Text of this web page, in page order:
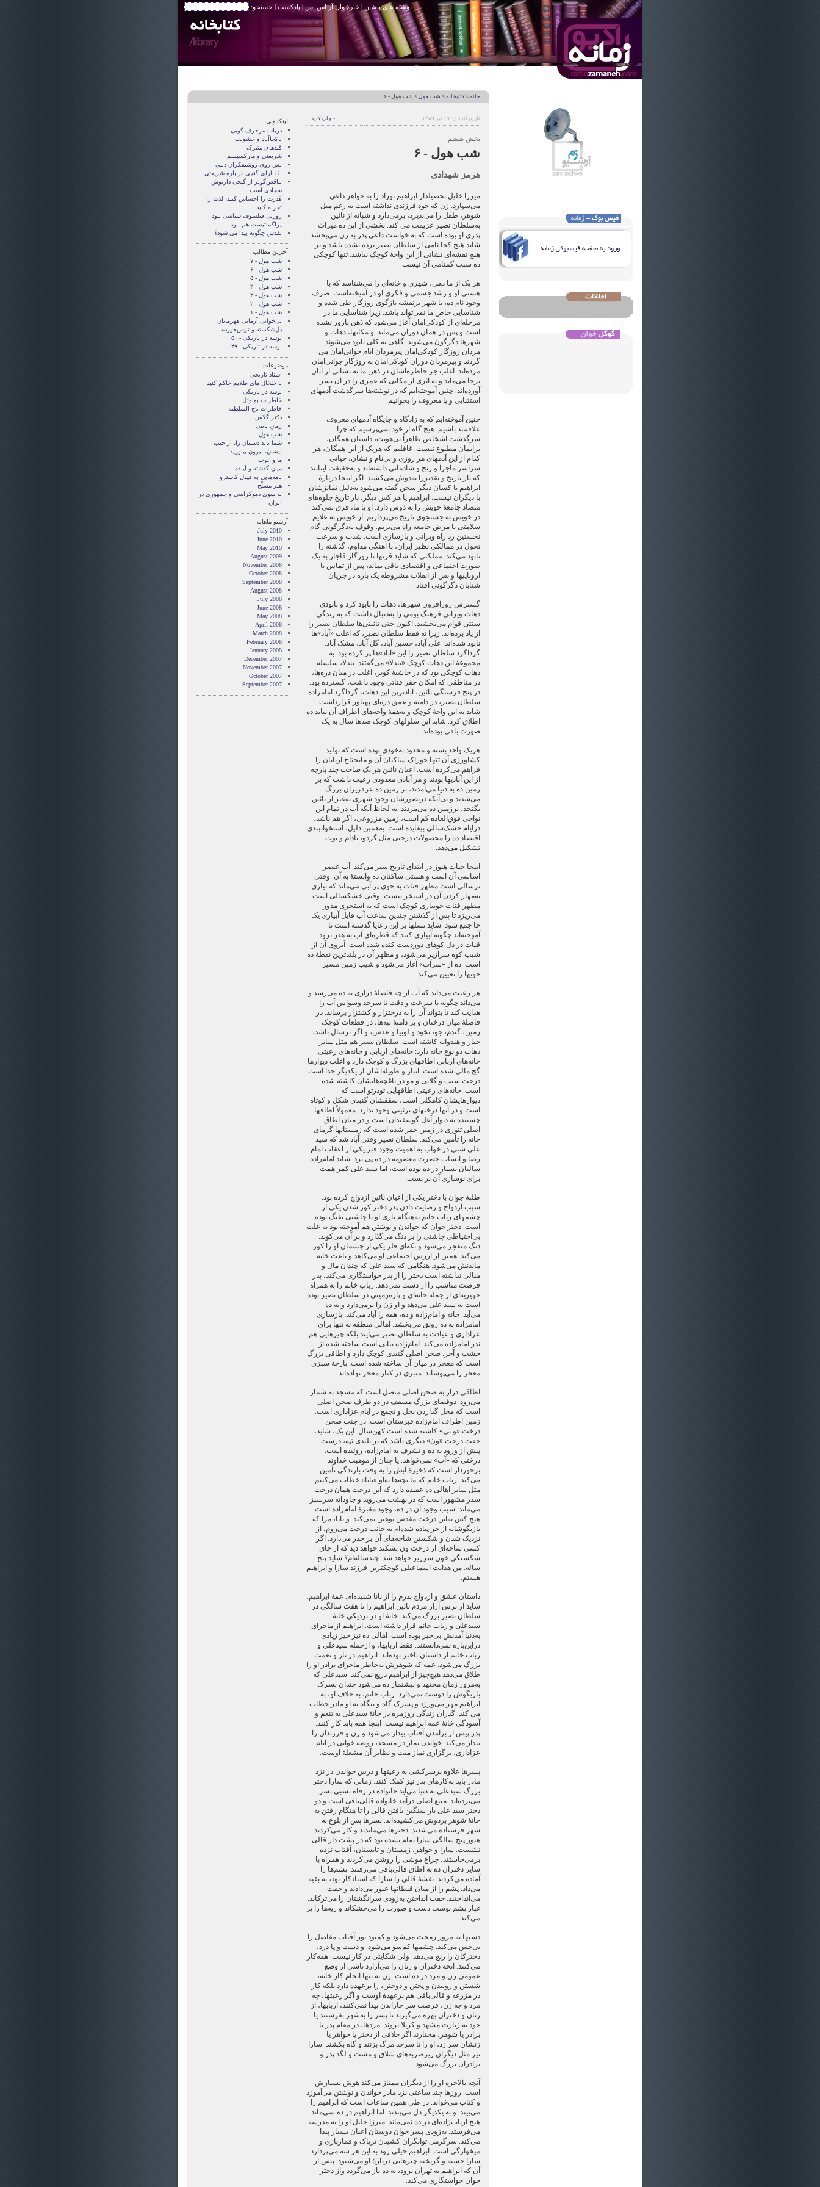
نوشته های پیشین | خبرخوان آر اس اس|پادکست | جستجو:
خانه >کتابخانه > شب هول > شب هول - ۶
تاریخ انتشار: ۱۹ تیر ۱۳۸۹ • چاپ کنید
بخش ششم
شب هول - ۶
هرمز شهدادی
میرزا خلیل تحصیلدار ابراهیم نوزاد را به خواهر داعی
می‌سپارد. زن که خود فرزندی نداشته است به ‌رغم میل
شوهر، طفل را می‌پذیرد، برمی‌دارد و شبانه از نائین
به‌سلطان نصیر عزیمت می کند. بخشی از این ده میراث
پدری او بوده است که به خواست داعی پدر به ‌زن می‌بخشد.
شاید هیچ کجا نامی از سلطان نصیر برده نشده باشد و بر
هیچ نقشه‌ای نشانی از این واحۀ کوچک نباشد. تنها کوچکی
ده سبب گمنامی آن نیست.
هر یک از ما دهی، شهری و خانه‌ای را می‌شناسد که با
هستی او و رشد جسمی و فکری او در آمیخته‌است. صرف
وجود نام ده، یا شهر برنقشه بازگوی روزگار طی شده و
شناسایی خاص ما نمی‌تواند باشد. زیرا شناسایی ما در
مرحله‌ای از کودکی‌امان آغاز می‌شود که ذهن بارور نشده
است و پس در همان دوران می‌ماند. و مکانها، دهات و
شهرها دگرگون می‌شوند. گاهی به کلی نابود می‌شوند.
مردان روزگار کودکی‌امان پیرمردان ایام جوانی‌امان می
گردند و پیرمردان دوران کودکی‌امان به روزگار جوانی‌امان
مرده‌اند. اغلب جز خاطره‌اشان در ذهن ما نه نشانی از آنان
برجا می‌ماند و نه اثری از مکانی که عمری را در آن بسر
آورده‌اند. چنین آموخته‌ایم که در نوشته‌ها سرگذشت آدمهای
استثنایی و یا معروف را بخوانیم.
چنین آموخته‌ایم که به‌ زادگاه و جایگاه آدمهای معروف
علاقمند باشیم. هیچ گاه از خود نمی‌پرسیم که چرا
سرگذشت اشخاص ظاهراً بی‌هویت، داستان همگان،
برایمان مطبوع نیست. غافلیم که هریک از این همگان، هر
کدام از این آدمهای هر روزی و بی‌نام و نشان، حیاتی
سراسر ماجرا و رنج و شادمانی داشته‌اند و به‌حقیقت اینانند
که بار تاریخ و تقدیررا به‌دوش می‌کشند. اگر اینجا دربارۀ
ابراهیم یا کسان دیگر سخن گفته می‌شود به‌دلیل تمایزشان
با دیگران نیست. ابراهیم یا هر کس دیگر، بار تاریخ جلوه‌های
متضاد جامعۀ خویش را به‌ دوش دارد. او یا ما، فرق نمی‌‌کند.
در خویش به ‌جستجوی تاریخ می‌پردازیم. از خویش به ‌علایم
سلامتی یا مرض جامعه‌ راه می‌بریم. وقوف به‌دگرگونی گام
نخستین رد راه ویرانی و بازسازی است. شدت و سرعت
تحول در ممالکی نظیر ایران، با آهنگی مداوم، گذشته را
نابود می‌کند. مملکتی که شاید قرنها تا روزگار قاجار به ‌یک
صورت اجتماعی و اقتصادی باقی‌ بماند، پس از تماس با
اروپاییها و پس از انقلاب مشروطه یک باره در جریان
شتابان دگرگونی افتاد.
گسترش روزافزون شهرها، دهات را نابود کرد و نابودی
دهات ویرانی فرهنگ بومی را به‌دنبال داشت که به ‌زندگی
سنتی قوام می‌بخشید. اکنون حتی نائینی‌ها سلطان نصیر را
از یاد برده‌اند. زیرا نه فقط سلطان نصیر، که اغلب «آباد»ها
نابود شده‌اند: علی آباد، حسین آباد، گل آباد، مشک آباد.
گرداگرد سلطان نصیر را این «آباد»ها پر کرده بود. به
مجموعۀ این دهات کوچک «بندلا» می‌گفتند. بندلا، سلسله
دهات کوچکی بود که در حاشیۀ کویر، اغلب در میان دره‌ها،
در مناطقی که امکان حفر قناتی وجود داشت، گسترده بود.
در پنج فرسنگی نائین، آبادترین این دهات، گرداگرد امامزاده
سلطان نصیر، در دامنه و عمق دره‌ای پهناور قرارداشت.
شاید به‌ این واحۀ کوچک و به‌همۀ واحه‌های اطراف آن نباید ده
اطلاق کرد. شاید این سلولهای کوچک صدها سال به یک
صورت باقی بوده‌اند.
هریک واحد بسته و محدود به‌خودی بوده است که تولید
کشاورزی آن تنها خوراک ساکنان آن و مایحتاج اربابان را
فراهم می‌کرده است. اعیان نائین هر یک صاحب چند پارچه
از این آبادیها بودند و هر آبادی معدودی رعیت داشت که بر
زمین ده به ‌دنیا می‌آمدند، بر زمین ده عرقریزان بزرگ
می‌شدند و بی‌آنکه درتصورشان وجود شهری به‌غیر از نائین
بگنجد، برزمین ده می‌مردند. به لحاظ آنکه آب در تمام این
نواحی فوق‌العاده کم است، زمین مزروعی، اگر هم باشد،
درایام خشک‌سالی بیفایده است. به‌همین دلیل، استخوانبندی
اقتصاد ده را محصولات درختی مثل گردو، بادام و توت
تشکیل می‌دهد.
اینجا حیات هنوز در ابتدای تاریخ سیر می‌کند. آب عنصر
اساسی آن است و هستی ساکنان ده وابستۀ به آن. وقتی
ترسالی است مظهر قنات به جوی پر آبی می‌ماند که نیازی
به‌مهار کردن آن در استخر نیست. وقتی خشکسالی است
مظهر قنات جویباری کوچک است که به استخری مدور
می‌ریزد تا پس از گذشتن چندین ساعت آب قابل آبیاری یک
جا جمع شود. شاید نسلها بر این رعایا گذشته است تا
آموخته‌اند چگونه آبیاری کنند که قطره‌ای آب به ‌هدر نرود.
قنات در دل کوهای دوردست کنده شده است. آبروی آن از
شیب کوه سرازیر می‌شود، و مظهر آن در بلندترین نقطۀ ده
است. ده از «سرآب» آغاز می‌شود و شیب زمین مسیر
جویها را تعیین می‌کند.
هر رعیت می‌داند که آب از چه فاصلۀ درازی به‌ ده می‌رسد و
می‌داند چگونه با سرعت و دقت تا سرحد وسواس آب را
هدایت کند تا بتواند آن را به درختزار و کشتزار برساند. در
فاصلۀ میان درختان و بر دامنۀ تپه‌ها، در قطعات کوچک
زمین، گندم، جو، نخود و لوبیا و عدس، و اگر ترسال باشد،
خیار و هندوانه کاشته است. سلطان نصیر هم مثل سایر
دهات دو نوع خانه دارد: خانه‌های اربابی و خانه‌های رعیتی.
خانه‌های اربابی اطاقهای بزرگ و کوچک دارد و اغلب دیوارها
گچ مالی شده است. انبار و طویله‌اشان از یکدیگر جدا است.
درخت سیب و گلابی و مو در باغچه‌هایشان کاشته شده
است. خانه‌های رعیتی اطاقهایی تودرتو است که
دیوارهایشان کاهگلی است، سقفشان گنبدی شکل و کوتاه
است و در آنها درختهای تزئینی وجود ندارد. معمولاً اطاقها
چسبیده به ‌دیوار آغل گوسفندان است و در میان اطاق
اصلی تنوری در زمین حفر شده است که زمستانها گرمای
خانه را تأمین می‌کند. سلطان نصیر وقتی آباد شد که سید
علی شبی در خواب به اهمیت وجود قبر یکی از اعقاب امام
رضا و انساب حضرت معصومه در ده پی برد. شاید امام‌زاده
سالیان بسیار در ده بوده است، اما سید علی کمر همت
برای نوسازی آن بر بست.
طلبۀ جوان با دختر یکی از اعیان نائین ازدواج کرده بود.
سبب ازدواج و رضایت دادن پدر دختر کور شدن یکی از
چشمهای رباب خانم به‌هنگام بازی او با چاشنی تفنگ بوده
است. دختر جوان که خواندن و نوشتن هم آموخته بود به ‌علت
بی‌احتیاطی چاشنی را بر دنگ می‌گذارد و بر آن می‌کوبد.
دنگ منفجر می‌شود و تکه‌ای فلز یکی از چشمان او را کور
می‌کند. همین از ارزش اجتماعی او می‌کاهد و باعث خانه‌
ماندنش می‌شود. هنگامی که سید علی که چندان مال و
منالی نداشته است دختر را از پدر خواستگاری می‌کند، پدر
فرصت مناسب را از دست نمی‌دهد. رباب خانم را به‌ همراه
جهیزیه‌ای از جمله خانه‌ای و پاره‌زمینی در سلطان نصیر بوده
است به سید علی می‌دهد و او زن را برمی‌دارد و به ده
می‌آید. خانه و امام‌زاده و ده، همه را آباد می‌کند. بازسازی
امامزاده به‌ ده رونق می‌بخشد. اهالی منطقه نه تنها برای
عزاداری و عیادت به سلطان نصیر می‌آیند بلکه چیزهایی هم
نذر امامزاده می‌کند. امام‌زاده بنایی است ساخته شده از
خشت و آجر. صحن اصلی گنبدی کوچک دارد و اطاقی بزرگ
است که معجر در میان آن ساخته شده است. پارچۀ سبزی
معجر را می‌پوشاند. منبری در کنار معجر نهاده‌اند.
اطاقی دراز به صحن اصلی متصل است که مسجد به‌ شمار
می‌رود. دوفضای بزرگ مسقف در دو طرف صحن اصلی
است که محل گذاردن نخل و تجمع در ایام عزاداری است.
زمین اطراف امام‌زاده قبرستان است. در جنب صحن
درخت «و نی» کاشته شده است کهن‌سال. این یک، شاید،
جفت درخت «ون» دیگری باشد که بر بلندی تپه، درست
پیش از ورود به ده و تشرف به امام‌زاده، روئیده است.
درختی که «آب» نمی‌خواهد. یا چنان از موهبت خداوند
برخوردار است که ذخیرۀ آبش را به وقت بارندگی تأمین
می‌کند. رباب خانم که ما بچه‌ها به‌او «نانا» خطاب می‌کنیم
مثل سایر اهالی ده عقیده دارد که این درخت همان درخت
سدر مشهور است که در بهشت می‌روید و جاودانه سرسبز
می‌ماند. سبب وجود آن در ده، وجود مقبرۀ امام‌زاده است.
هیچ کس به‌این درخت مقدس توهین نمی‌‌کند. و نانا، مرا که
بازیگوشانه از خر پیاده شده‌ام به جانب درخت می‌روم، از
نزدیک شدن و شکستن شاخه‌های آن بر حذر می‌دارد. اگر
کسی شاخه‌ای از درخت ون بشکند خواهد دید که از جای
شکستگی خون سرریز خواهد شد. چندساله‌ام؟ شاید پنج
ساله. من هدایت اسماعیلی کوچکترین فرزند سارا و ابراهیم
هستم.
داستان عشق و ازدواج پدرم را از نانا شنیده‌ام. عمۀ ابراهیم،
شاید از ترس آزار مردم نائین ابراهیم را تا هفت سالگی در
سلطان نصیر بزرگ می‌‌کند. خانۀ او در نزدیکی خانۀ
سیدعلی و رباب خانم قرار داشته است. ابراهیم از ماجرای
به‌دنیا آمدنش بی‌خبر بوده است. اهالی ده نیز چیز زیادی
دراین‌باره نمی‌دانستند. فقط اربابها، و ازجمله سیدعلی و
رباب خانم از داستان باخبر بوده‌اند. ابراهیم در ناز و نعمت
بزرگ می‌شود. عمه که شوهرش به‌خاطر ماجرای برادر او را
طلاق می‌دهد هیچ‌چیز از ابراهیم دریغ نمی‌کند. سید‌علی که
به‌مرور زمان مجتهد و پیشنماز ده می‌شود چندان پسرک
بازیگوش را دوست نمی‌دارد. رباب خانم، به‌ خلاف او، به
ابراهیم مهر می‌ورزد و پسرک گاه و بیگاه به ‌او مادر خطاب
می کند. گذران زندگی روزمره در خانۀ سیدعلی به تنعم و
آسودگی خانۀ عمه ابراهیم نیست. اینجا همه باید کار کنند.
پدر پیش از برآمدن آفتاب بیدار می‌شود و زن و فرزندان را
بیدار می‌کند. خواندن نماز در مسجد، روضه خوانی در ایام
عزاداری، برگزاری نماز میت و نظایر آن مشغلۀ اوست.
پسرها علاوه برسرکشی به رعیتها و درس خواندن در نزد
مادر باید به‌کارهای پدر نیز کمک کنند. زمانی که سارا دختر
بزرگ سیدعلی به‌ دنیا می‌آید خانواده در رفاه نسبی بسر
می‌برده‌اند. منبع اصلی درآمد خانواده قالی‌بافی است و دو
دختر سید علی بار سنگین بافتن قالی را تا هنگام رفتن به
خانۀ شوهر بردوش می‌کشیده‌اند. پسرها پس از بلوغ به
شهر فرستاده می‌شدند. دخترها می‌ماندند و کار می‌کردند.
هنوز پنج سالگی سارا تمام نشده بود که در پشت دار قالی
نشست. سارا و خواهر، زمستان و تابستان، آفتاب نزده
برمی‌خاستند، چراغ موشی را روشن می‌کردند و همراه با
سایر دختران ده به ‌اطاق قالی‌بافی می‌رفتند. پشم‌ها را
آماده می‌کردند. نقشۀ قالی را سارا که استادکار بود، به بقیه
می‌داد. پشم را از میان قیطانها عبور می‌دادند و خفت
می‌انداختند. خفت انداختن به‌زودی سرانگشتان را می‌ترکاند.
غبار پشم پوست دست و صورت را می‌خشکاند و ریه‌ها را پر
می‌کند.
دستها به مرور زمخت می‌شود و کمبود نور آفتاب مفاصل را
بی‌حس می‌کند. چشمها کم‌سو می‌شود. و دست و پا درد،
دخترکان را رنج می‌دهد. ولی شکایتی در کار نیست. همه‌کار
می‌‌کنند. آنچه دختران و زنان را می‌آزارد ناشی از وضع
عمومی زن و مرد در ده است. زن نه تنها انجام کار خانه،
شستن و روبیدن و پختن و دوختن، را برعهده دارد بلکه کار
در مزرعه و قالی‌بافی هم برعهدۀ اوست و اگر رعیتها، چه
مرد و چه زن، فرصت سر خاراندن پیدا نمی‌‌کنند، اربابها، از
زنان و دختران بهره می‌گیرند تا پسر را به‌شهر بفرستند یا
خود به زیارت مشهد و کربلا بروند. مردها، در مقام پدر یا
برادر یا شوهر، مختارند اگر خلافی از دختر یا خواهر یا
زنشان سر زد، او را تا سرحد مرگ بزنند و گاه بکشند. سارا
نیز مثل دیگران زیرضربه‌های شلاق و مشت و لگد پدر و
برادران بزرگ می‌شود.
آنچه بالاخره او را از دیگران ممتاز می‌کند هوش بسیارش
است. روزها چند ساعتی نزد مادر خواندن و نوشتن می‌آموزد
و کتاب می‌خواند. در طی همین ساعات است که ابراهیم را
می‌بیند. و به ‌یکدیگر دل می‌بندند. اما ابراهیم در ده نمی‌ماند.
هیچ ارباب‌زاده‌ای در ده نمی‌ماند. میرزا خلیل او را به مدرسه
می‌فرستد. به‌زودی پسر جوان دوستان اعیان بسیار پیدا
می‌کند. سرگرمی توانگران کشیدن تریاک و قماربازی و
میخوارگی است. ابراهیم خیلی زود به‌ این هر سه می‌پردازد.
سارا جسته و گریخته چیزهایی دربارۀ او می‌شنود. پیش از
آن که ابراهیم به تهران برود، به ده باز می‌گردد واز دختر
جوان خواستگاری می‌کند.
لینکدونی
درباب مزخرف گویی
ناکجاآباد و خشونت
قندهای متبرک
شریعتی و مارکسیسم
پس روی روشنفکران دینی
نقد آرای گنجی در باره شریعتی
تناقض‌گوتر از گنجی داريوش
سجادی است
قدرت را احساس کنید، لذت را
تجربه کنید
رورتی فيلسوف سياسی نبود
پراگماتيست هم نبود
تقدس چگونه پيدا می شود؟
آخرین مطالب
شب هول - ۷
شب هول - ۶
شب هول - ۵
شب هول - ۴
شب هول - ۳
شب هول - ۲
شب هول - ۱
بی‌خوابی آرمانی قهرمانان
دل‌شکسته و ترس‌خورده
بوسه در تاریکی - ۵۰
بوسه در تاریکی - ۴۹
موضوعات
اسناد تاریخی
با خلخال های طلایم خاکم کنید
بوسه در تاریکی
خاطرات بونوئل
خاطرات تاج السلطنه
دکتر گلاس
رمانِ ناتنی
شب هول
شما بايد دستتان را، از جيب
ايشان، بيرون بياوريد!
ما و غرب
میان گذشته و آینده
نامه‌هایی به فیدل کاسترو
هنر مسلّح
‌به سوی دموکراسی و جمهوری در
ایران
آرشیو ماهانه
July 2010
June 2010
May 2010
August 2009
November 2008
October 2008
September 2008
August 2008
July 2008
June 2008
May 2008
April 2008
March 2008
February 2008
January 2008
December 2007
November 2007
October 2007
September 2007